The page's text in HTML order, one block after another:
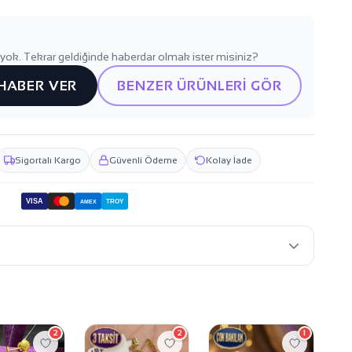
Tekrar geldiğinde haberdar olmak ister misiniz?
VER BENZER ÜRÜNLERİ GÖR
Sigortalı Kargo Güvenli Ödeme Kolay İade
VISA AMEX TROY
2 2 1